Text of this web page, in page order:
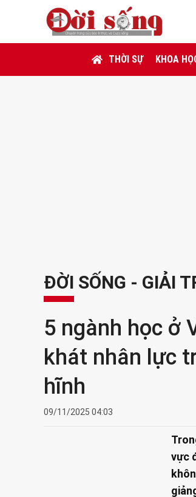
THỜI SỰ KHOA
ĐỜI SỐNG - GIẢI
5 ngành học ở
khát nhân lực
hĩnh
09/11/2025 04:03
vực